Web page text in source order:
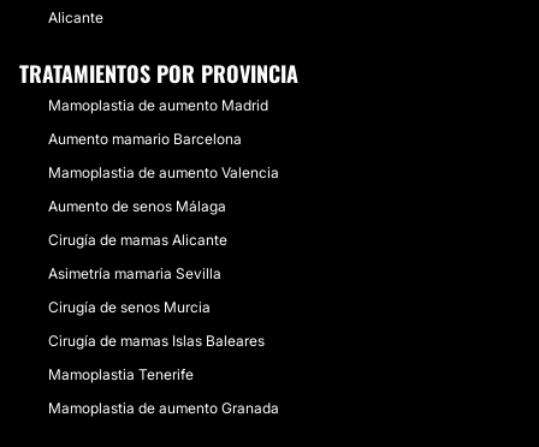
Alicante
TRATAMIENTOS POR PROVINCIA
Mamoplastia de aumento Madrid
Aumento mamario Barcelona
Mamoplastia de aumento Valencia
Aumento de senos Málaga
Cirugía de mamas Alicante
Asimetría mamaria Sevilla
Cirugía de senos Murcia
Cirugía de mamas Islas Baleares
Mamoplastia Tenerife
Mamoplastia de aumento Granada